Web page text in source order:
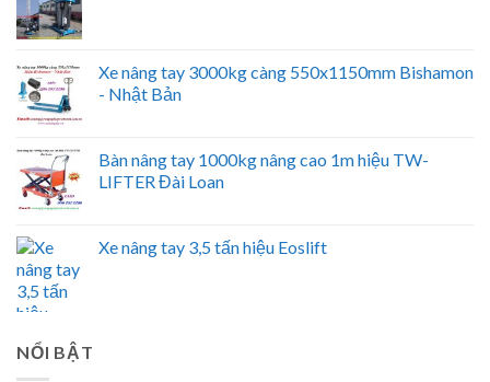
Xe nâng tay 3000kg càng 550x1150mm Bishamon
- Nhật Bản
Bàn nâng tay 1000kg nâng cao 1m hiệu TW-
LIFTER Đài Loan
Xe nâng tay 3,5 tấn hiệu Eoslift
NỔI BẬT